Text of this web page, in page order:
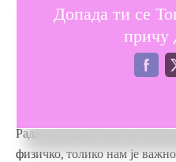
Ослушкивати душу, тело и
Редовно и марљиво радити
добро, колико смо у
тако да никада немамо
Радити на физичком и
физичко, толико нам је
Допада ти се
причу